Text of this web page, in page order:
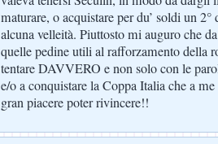
maturare, o acquistare per du’ soldi un 2°
alcuna velleità. Piuttosto mi auguro che
quelle pedine utili al rafforzamento della
tentare DAVVERO e non solo con le
e/o a conquistare la Coppa Italia che a
gran piacere poter rivincere!!